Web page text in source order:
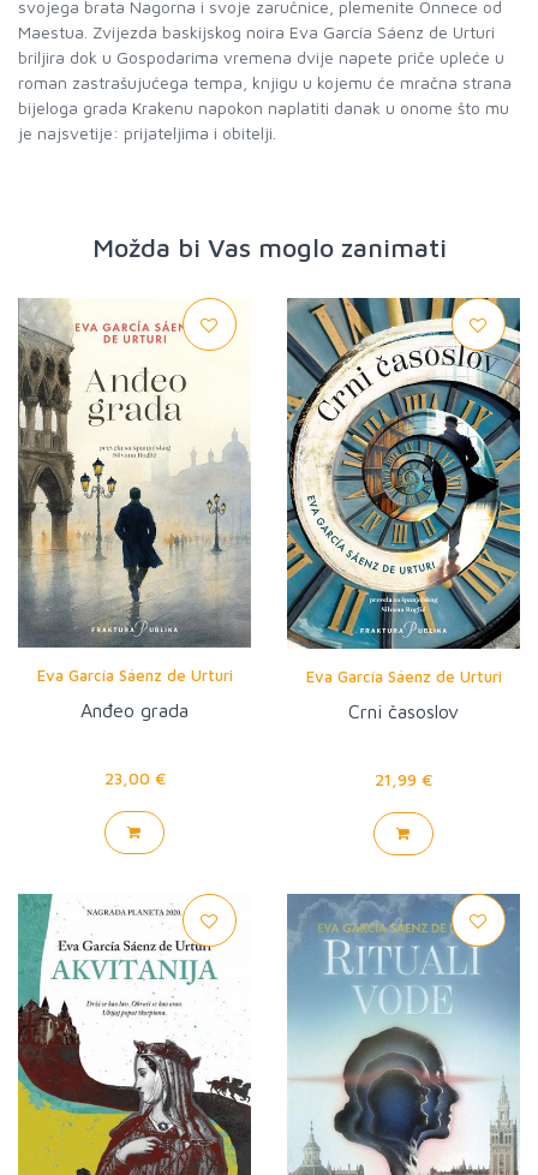
svojega brata Nagorna i svoje zaručnice, plemenite Onnece od
Maestua. Zvijezda baskijskog noira Eva García Sáenz de Urturi
briljira dok u Gospodarima vremena dvije napete priče upleće u
roman zastrašujućega tempa, knjigu u kojemu će mračna strana
bijeloga grada Krakenu napokon naplatiti danak u onome što mu
je najsvetije: prijateljima i obitelji.
Možda bi Vas moglo zanimati
Eva García Sáenz de Urturi
Anđeo grada
23,00 €
Eva García Sáenz de Urturi
Crni časoslov
21,99 €